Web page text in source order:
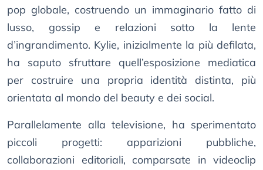
pop globale, costruendo un immaginario fatto di
lusso, gossip e relazioni sotto la lente
d’ingrandimento. Kylie, inizialmente la più defilata,
ha saputo sfruttare quell’esposizione mediatica
per costruire una propria identità distinta, più
orientata al mondo del beauty e dei social.
Parallelamente alla televisione, ha sperimentato
piccoli progetti: apparizioni pubbliche,
collaborazioni editoriali, comparsate in videoclip